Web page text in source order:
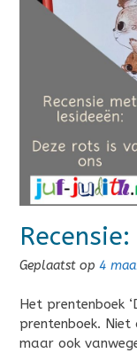
Geplaatst op 4
Het prentenboek
prentenboek. Niet
maar ook